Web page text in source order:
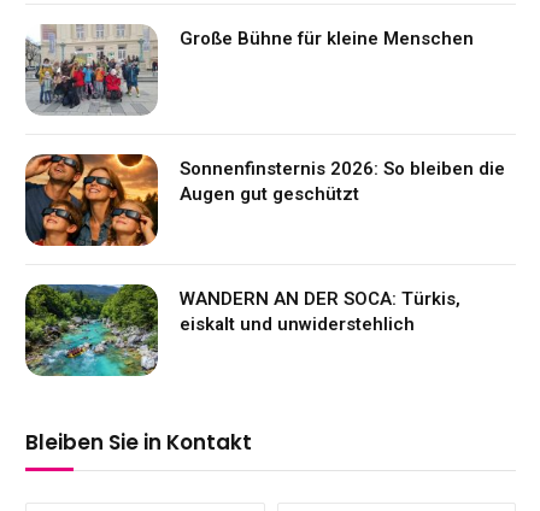
Große Bühne für kleine Menschen
Sonnenfinsternis 2026: So bleiben die
Augen gut geschützt
WANDERN AN DER SOCA: Türkis,
eiskalt und unwiderstehlich
Bleiben Sie in Kontakt